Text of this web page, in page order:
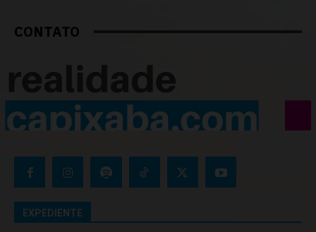
CONTATO
EXPEDIENTE